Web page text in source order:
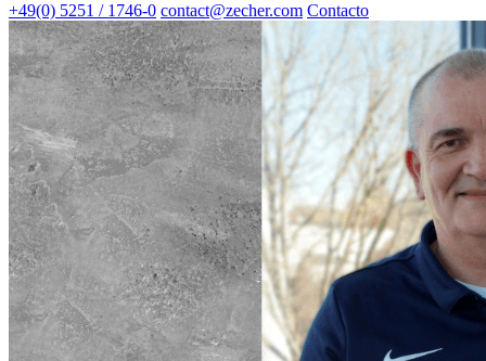
+49(0) 5251 / 1746-0 contact@zecher.com Contacto